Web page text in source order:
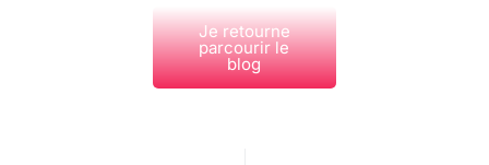
Je retourne
parcourir le
blog